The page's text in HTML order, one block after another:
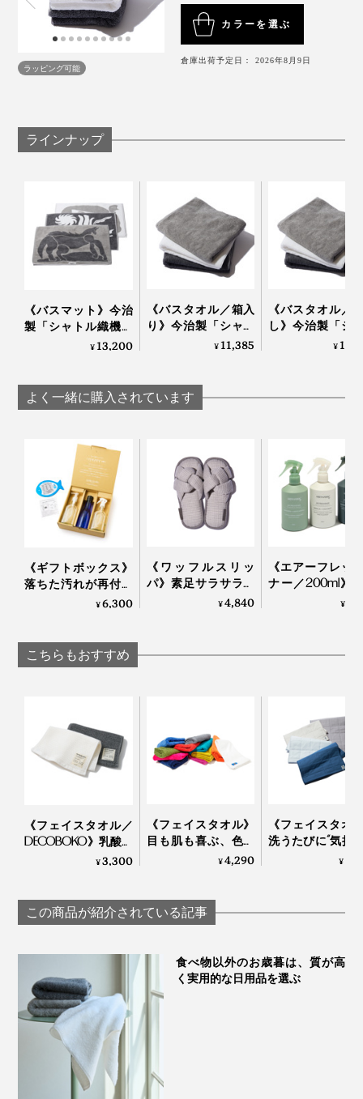
タンブラー乾燥する場合も、タオルのみにするのがおす
すめ。乾きにくいデニムなどと一緒にすると、タオルを
より長時間熱風にさらすことになり、繊維を傷める原因
になります。
「陰干し」、たまに「タンブラー乾燥」で、２年以上使
っているそうですが、まだまだ気持ち良く使えているそ
ていねいに作られたタオルだからこそ、お手入れもてい
ねいにすることで、タオルが応えてくれます。
人で使っても水分が床に貫通しません。
バスマットとしては高価ですが、アートを購入すること
を思えば妥当だと思います！
ラッピング可能
カラーを選ぶ
倉庫出荷予定日： 2026年8月9日
ラインナップ
《バスマット》今治
製「シャトル織機」
でゆっくり織った、
¥13,200
《バスタオル／箱入
り》今治製「シャト
ル織機」でゆっくり
¥11,385
《バスタオル／
し》今治製「シ
ル織機」でゆっ
¥
よく一緒に購入されています
《ギフトボックス》
落ちた汚れが再付着
しない、綿もカシミ
¥6,300
《ワッフルスリッ
パ》素足サラサラ、
ホテルのタオルに包
¥4,840
《エアーフレッ
ナー／200ml》
成分配合で気に
¥
こちらもおすすめ
《フェイスタオル／
DECOBOKO》乳酸パ
ワーで抗菌・防臭、
BIO FOR THE EARTH
¥3,300
《フェイスタオル》
目も肌も喜ぶ、色鮮
やかなオーガニック
¥4,290
《フェイスタオ
洗うたびに“気持
さ”が進化！触れ
¥
この商品が紹介されている記事
食べ物以外のお歳暮は、質が高
く実用的な日用品を選ぶ